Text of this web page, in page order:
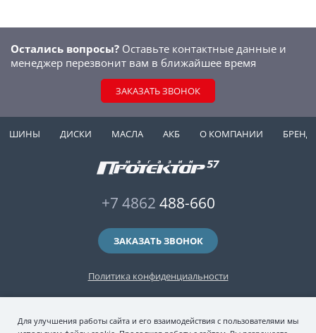
Остались вопросы? Оставьте контактные данные и
менеджер перезвонит вам в ближайшее время
ЗАКАЗАТЬ ЗВОНОК
ШИНЫ ДИСКИ МАСЛА АКБ О КОМПАНИИ
Политика конфиденциальности
+7 4862 488-660
ЗАКАЗАТЬ ЗВОНОК
2006-2026 © интернет-магазин "Протектор 57" — автомобильные шины
(зимние и летние шины), колесные диски, шиномонтаж и хранение шин.
Для улучшения работы сайта и его взаимодействия с пользователями мы